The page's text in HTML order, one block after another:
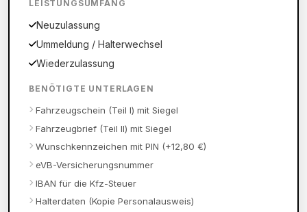
LEISTUNGSUMFANG
Neuzulassung
Ummeldung / Halterwechsel
Wiederzulassung
BENÖTIGTE UNTERLAGEN
Fahrzeugschein (Teil I) mit Siegel
Fahrzeugbrief (Teil II) mit Siegel
Wunschkennzeichen mit PIN (+12,80 €)
eVB-Versicherungsnummer
IBAN für die Kfz-Steuer
Halterdaten (Kopie Personalausweis)